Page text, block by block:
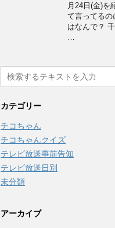
月24日(金)を
て言ってるの
はなんで？
…
カテゴリー
チコちゃん
チコちゃんクイズ
テレビ放送事前告知
テレビ放送日別
未分類
アーカイブ